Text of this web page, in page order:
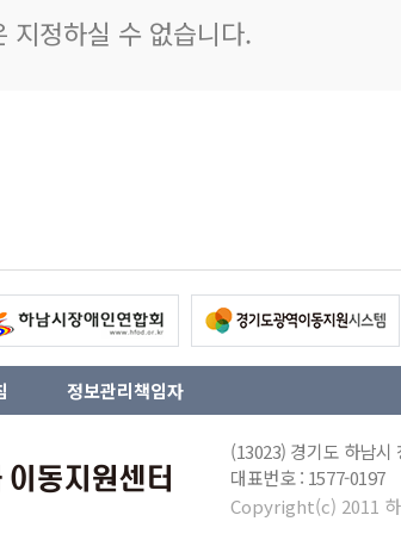
지정하실 수 없습니다.
정보관리책임자
(13023) 경기도 하남시
대표번호 : 1577-
Copyright(c) 2011